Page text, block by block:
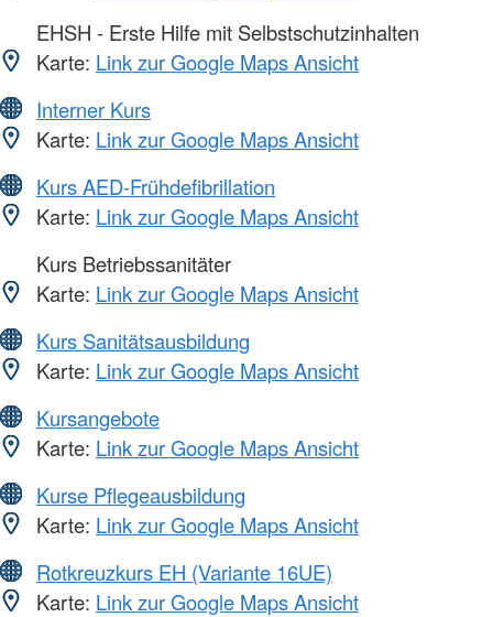
EHSH - Erste Hilfe mit Selbstschutzinhalten
Karte: Link zur Google Maps Ansicht
Interner Kurs
Karte: Link zur Google Maps Ansicht
Kurs AED-Frühdefibrillation
Karte: Link zur Google Maps Ansicht
Kurs Betriebssanitäter
Karte: Link zur Google Maps Ansicht
Kurs Sanitätsausbildung
Karte: Link zur Google Maps Ansicht
Kursangebote
Karte: Link zur Google Maps Ansicht
Kurse Pflegeausbildung
Karte: Link zur Google Maps Ansicht
Rotkreuzkurs EH (Variante 16UE)
Karte: Link zur Google Maps Ansicht